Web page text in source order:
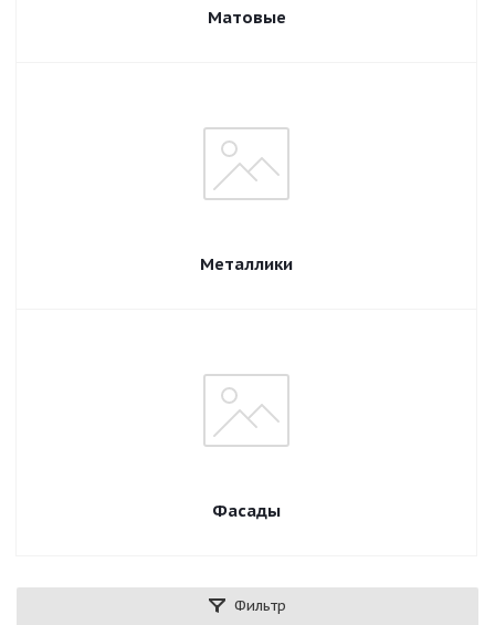
Матовые
Металлики
Фасады
Фильтр